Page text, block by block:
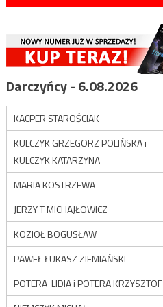
Darczyńcy - 6.08.2026
KACPER STAROŚCIAK
KULCZYK GRZEGORZ POLIŃSKA i
KULCZYK KATARZYNA
MARIA KOSTRZEWA
JERZY T MICHAJŁOWICZ
KOZIOŁ BOGUSŁAW
PAWEŁ ŁUKASZ ZIEMIAŃSKI
POTERA LIDIA i POTERA KRZYSZTOF